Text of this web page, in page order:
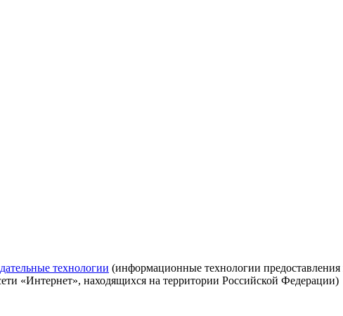
технологии (информационные технологии
«Интернет», находящихся на территории Российской Федерации)